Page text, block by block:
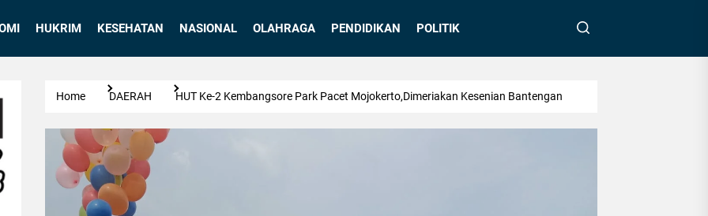
HUKRIM KESEHATAN NASIONAL OLAHRAGA PENDIDIKAN POLITIK
Home DAERAH HUT Ke-2 Kembangsore Park Pacet Mojokerto,Dimeriakan Kesenian Bantengan